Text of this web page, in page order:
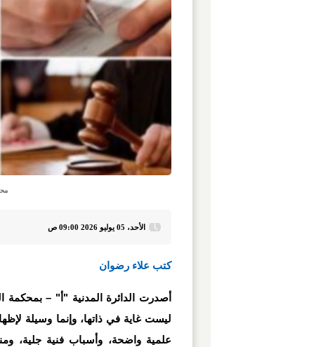
الأحد، 05 يوليو 2026 09:00 ص
كتب علاء رضوان
أصدرت الدائرة المدنية "أ" – بمحكمة
ليست غاية في ذاتها، وإنما وسيلة
علمية واضحة، وأسباب فنية جلية،